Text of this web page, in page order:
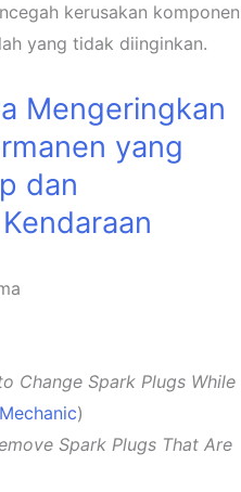
kerusakan komponen
yang tidak diinginkan.
Mengeringkan
yang
dan
Change Spark Plugs While
)
Spark Plugs That Are